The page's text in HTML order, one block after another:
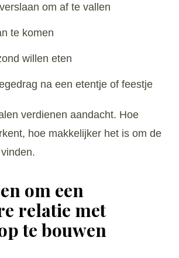
om af te vallen
te komen
willen eten
na een etentje of feestje
verdienen aandacht. Hoe
hoe makkelijker het is om de
om een
relatie met
te bouwen